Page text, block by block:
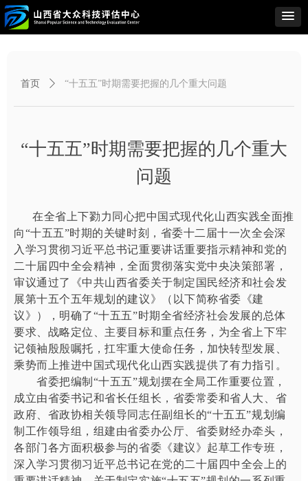
“十五五”时期需要把握的几个重大
问题
在全省上下勠力同心把中国式现代化山西实践全面推
向“十五五”时期的关键时刻，省委十二届十一次全会深
入学习贯彻习近平总书记重要讲话重要指示精神和党的
二十届四中全会精神，全面贯彻落实党中央决策部署，
审议通过了《中共山西省委关于制定国民经济和社会发
展第十五个五年规划的建议》（以下简称省委《建
议》），明确了“十五五”时期全省经济社会发展的总体
要求、战略定位、主要目标和重点任务，为全省上下牢
记领袖殷殷嘱托，扛牢重大使命任务，加快转型发展、
乘势而上推进中国式现代化山西实践提供了有力指引。
省委把编制“十五五”规划摆在全局工作重要位置，
成立由省委书记和省长任组长，省委常委和省人大、省
政府、省政协相关领导同志任副组长的“十五五”规划编
制工作领导组，组建由省委办公厅、省委财经办牵头，
各部门各方面积极参与的省委《建议》起草工作专班，
深入学习贯彻习近平总书记在党的二十届四中全会上的
首页 ꄲ “十五五”时期需要把握的几个重大问题